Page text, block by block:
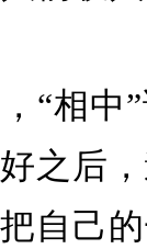
“相中
之后
自己